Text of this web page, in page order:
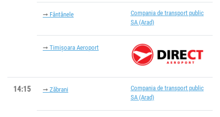
Compania de transport public
SA (Arad)
Fântânele
Timișoara Aeroport
14:15
Compania de transport public
SA (Arad)
Zăbrani